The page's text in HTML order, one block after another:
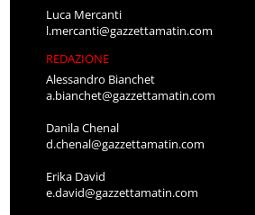
Luca Mercanti
l.mercanti@gazzettamatin.com
REDAZIONE
Alessandro Bianchet
a.bianchet@gazzettamatin.com
Danila Chenal
d.chenal@gazzettamatin.com
Erika David
e.david@gazzettamatin.com